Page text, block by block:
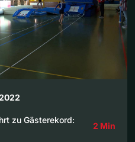
zu Gästerekord:
2 Min